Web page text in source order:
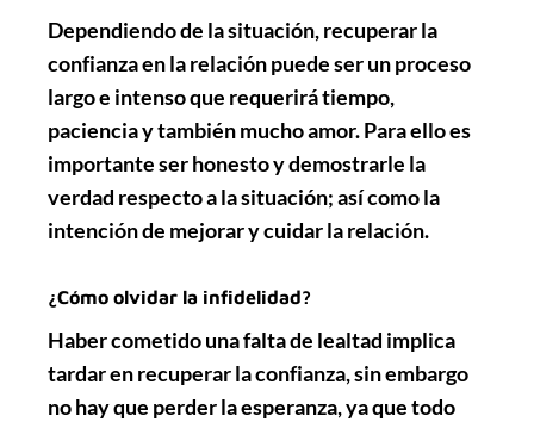
Dependiendo de la situación, recuperar la
confianza en la relación puede ser un proceso
largo e intenso que requerirá tiempo,
pacienciay tambiénmucho amor. Para ello es
importante ser honesto y demostrarle la
verdad respecto a la situación; así como la
intención de mejorar y cuidar la relación.
¿Cómo olvidar la infidelidad?
Haber cometido una falta de lealtad implica
tardar en recuperar la confianza, sin embargo
no hay que perder la esperanza, ya que todo